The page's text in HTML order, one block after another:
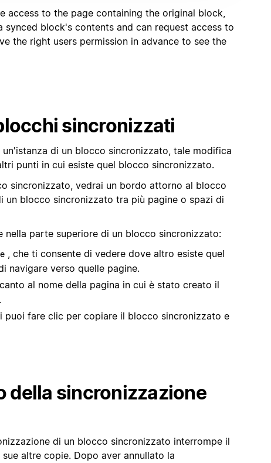
access to the page containing the original block,
synced block's contents and can request access to
the right users permission in advance to see the
sincronizzati
di un blocco sincronizzato, tale modifica
punti in cui esiste quel blocco sincronizzato.
sincronizzato, vedrai un bordo attorno al blocco
un blocco sincronizzato tra più pagine o spazi di
nella parte superiore di un blocco sincronizzato:
, che ti consente di vedere dove altro esiste quel
navigare verso quelle pagine.
al nome della pagina in cui è stato creato il
puoi fare clic per copiare il blocco sincronizzato e
della sincronizzazione
di un blocco sincronizzato interrompe il
altre copie. Dopo aver annullato la